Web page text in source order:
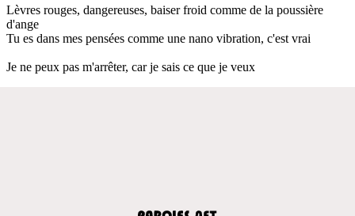
Lèvres rouges, dangereuses, baiser froid comme de la poussière
d'ange
Tu es dans mes pensées comme une nano vibration, c'est vrai
Je ne peux pas m'arrêter, car je sais ce que je veux